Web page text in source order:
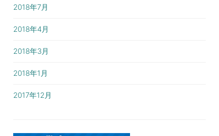
2018年7月
2018年4月
2018年3月
2018年1月
2017年12月